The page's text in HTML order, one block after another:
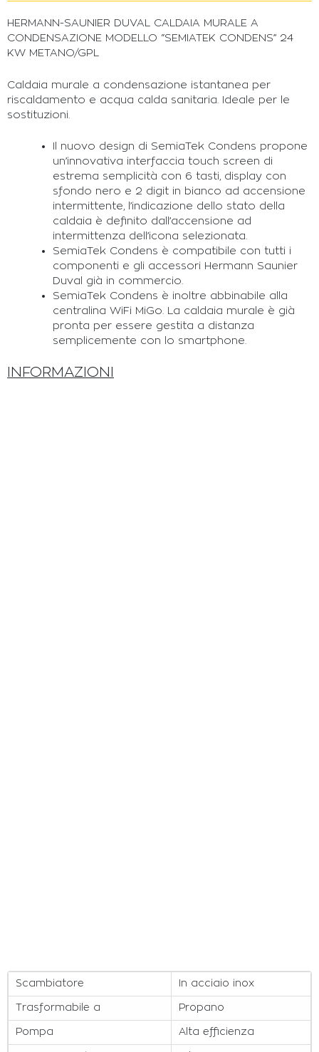
HERMANN-SAUNIER DUVAL CALDAIA MURALE A
CONDENSAZIONE MODELLO “SEMIATEK CONDENS” 24
KW METANO/GPL
Caldaia murale a condensazione istantanea per
riscaldamento e acqua calda sanitaria. Ideale per le
sostituzioni.
Il nuovo design di SemiaTek Condens propone
un’innovativa interfaccia touch screen di
estrema semplicità con 6 tasti, display con
sfondo nero e 2 digit in bianco ad accensione
intermittente, l’indicazione dello stato della
caldaia è definito dall’accensione ad
intermittenza dell’icona selezionata.
SemiaTek Condens è compatibile con tutti i
componenti e gli accessori Hermann Saunier
Duval già in commercio.
SemiaTek Condens è inoltre abbinabile alla
centralina WiFi MiGo. La caldaia murale è già
pronta per essere gestita a distanza
semplicemente con lo smartphone.
INFORMAZIONI
Scambiatore In acciaio inox
Trasformabile a Propano
Pompa Alta efficienza